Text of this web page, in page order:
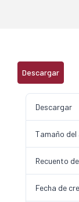
Descargar
Descargar
Tamaño del
Recuento
Fecha de